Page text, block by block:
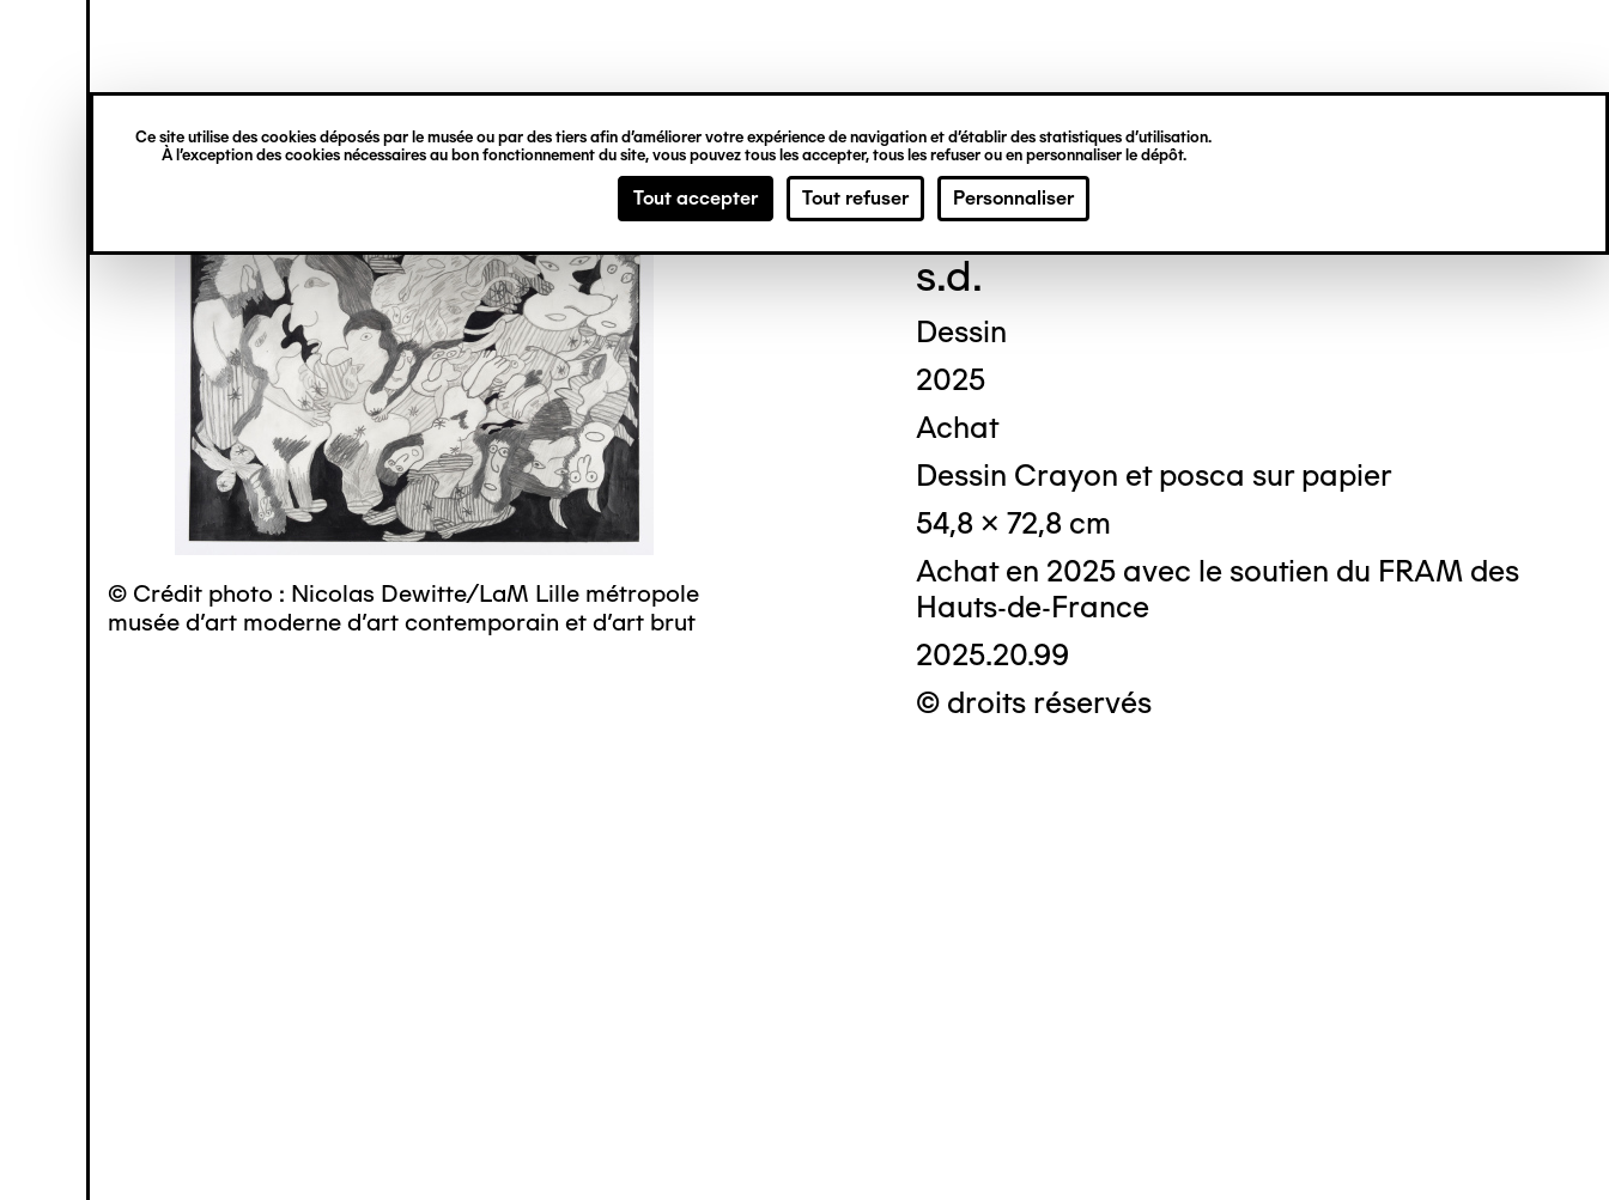
Ce site utilise des cookies déposés par le musée ou par des tiers afin d’améliorer votre expérience de navigation et d’établir des statistiques d’utilisation.
À l’exception des cookies nécessaires au bon fonctionnement du site, vous pouvez tous les accepter, tous les refuser ou en personnaliser le dépôt.
Tout accepter Tout refuser Personnaliser
principal
verticale
© Crédit photo : Nicolas Dewitte/LaM Lille métropole
musée d’art moderne d’art contemporain et d’art brut
Louis POULAIN
s.d.
Dessin
2025
Achat
Dessin Crayon et posca sur papier
54,8 x 72,8 cm
Achat en 2025 avec le soutien du FRAM des
Hauts-de-France
2025.20.99
© droits réservés